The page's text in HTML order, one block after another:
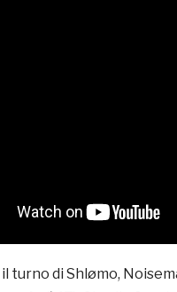
turno di Shlømo,